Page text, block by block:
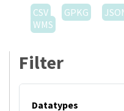
CSV
GPKG
WMS
Filter
Datatypes